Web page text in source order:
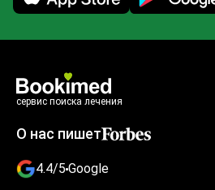
сервис поиска лечения
О нас пишет
4.4/5 Google